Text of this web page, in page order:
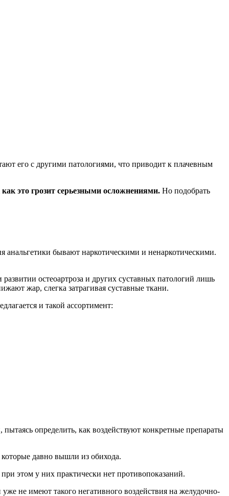
его с другими патологиями, что приводит к плачевным
это грозит серьезными осложнениями. Но подобрать
анальгетики бывают наркотическими и ненаркотическими.
остеоартроза и других суставных патологий лишь
жар, слегка затрагивая суставные ткани.
и такой ассортимент:
определить, как воздействуют конкретные препараты
давно вышли из обихода.
этом у них практически нет противопоказаний.
не имеют такого негативного воздействия на желудочно-